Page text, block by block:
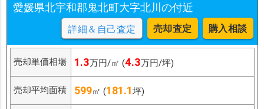
愛媛県北宇和郡鬼北町大字北川の付近
詳細＆自己査定 売却査定 購入相談
売却単価相場 1.3万円/㎡ (4.3万円/坪)
売却平均面積 599㎡ (181.1坪)